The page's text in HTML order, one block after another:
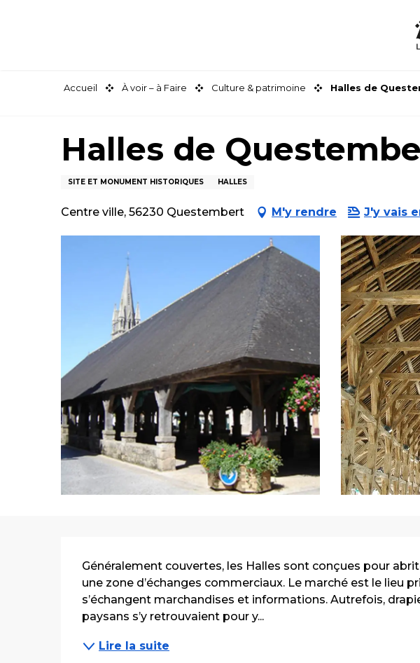
Accueil À voir – à Faire Culture & patrimoine Halles de
Halles de
SITE ET MONUMENT HISTORIQUES HALLES
Centre ville, 56230 Questembert M'y rendre J'y vais
Description
Généralement couvertes, les Halles sont conçues pour
une zone d’échanges commerciaux. Le marché est le lieu
s’échangent marchandises et informations. Autrefois,
paysans s’y retrouvaient pour y...
Lire la suite